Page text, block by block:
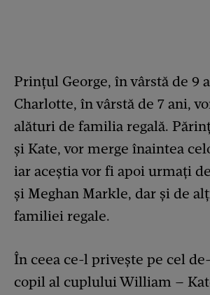
Prinţul George, în vârstă de 9
Charlotte, în vârstă de 7 ani,
alături de familia regală.
și Kate, vor merge înaintea
iar aceștia vor fi apoi urmați
și Meghan Markle, dar și de
familiei regale.
În ceea ce-l privește pe cel
copil al cuplului William –